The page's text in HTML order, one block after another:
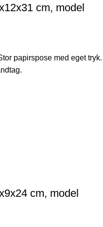
cm, model
papirspose med eget tryk.
cm, model